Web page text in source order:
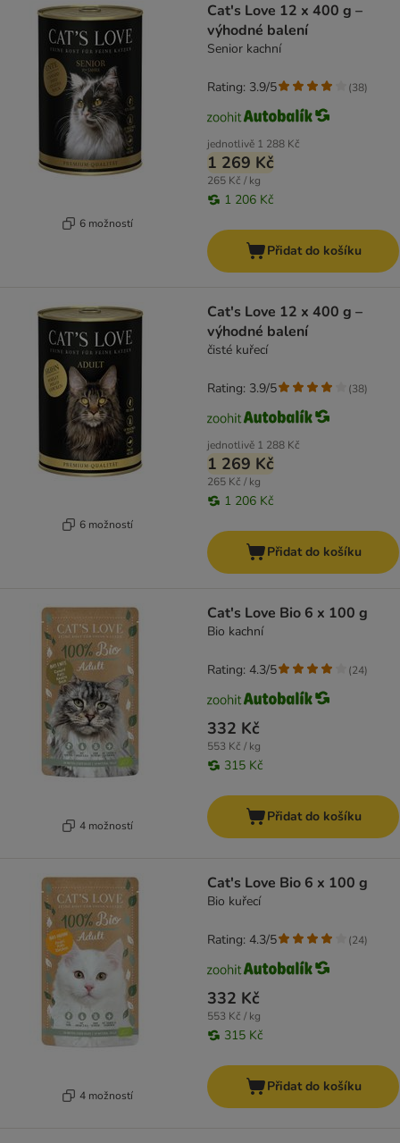
6 možností
Cat's Love 12 x 400 g –
výhodné balení
Senior kachní
jednotlivě 1 288 Kč
1 269 Kč
265 Kč / kg
1 206 Kč
Rating: 3.9/5 (38)
Přidat do košíku
6 možností
Cat's Love 12 x 400 g –
výhodné balení
čisté kuřecí
jednotlivě 1 288 Kč
1 269 Kč
265 Kč / kg
1 206 Kč
Rating: 3.9/5 (38)
Přidat do košíku
4 možností
Cat's Love Bio 6 x 100 g
Bio kachní
332 Kč
553 Kč / kg
315 Kč
Rating: 4.3/5 (24)
Přidat do košíku
4 možností
Cat's Love Bio 6 x 100 g
Bio kuřecí
332 Kč
553 Kč / kg
315 Kč
Rating: 4.3/5 (24)
Přidat do košíku